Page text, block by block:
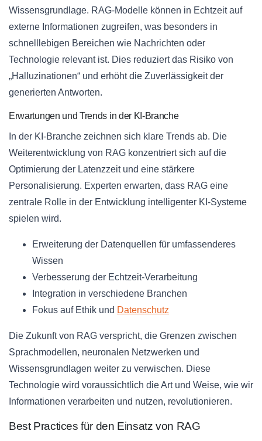
Wissensgrundlage. RAG-Modelle können in Echtzeit auf
externe Informationen zugreifen, was besonders in
schnelllebigen Bereichen wie Nachrichten oder
Technologie relevant ist. Dies reduziert das Risiko von
„Halluzinationen“ und erhöht die Zuverlässigkeit der
generierten Antworten.
Erwartungen und Trends in der KI-Branche
In der KI-Branche zeichnen sich klare Trends ab. Die
Weiterentwicklung von RAG konzentriert sich auf die
Optimierung der Latenzzeit und eine stärkere
Personalisierung. Experten erwarten, dass RAG eine
zentrale Rolle in der Entwicklung intelligenter KI-Systeme
spielen wird.
Erweiterung der Datenquellen für umfassenderes
Wissen
Verbesserung der Echtzeit-Verarbeitung
Integration in verschiedene Branchen
Fokus auf Ethik und Datenschutz
Die Zukunft von RAG verspricht, die Grenzen zwischen
Sprachmodellen, neuronalen Netzwerken und
Wissensgrundlagen weiter zu verwischen. Diese
Technologie wird voraussichtlich die Art und Weise, wie wir
Informationen verarbeiten und nutzen, revolutionieren.
Best Practices für den Einsatz von RAG